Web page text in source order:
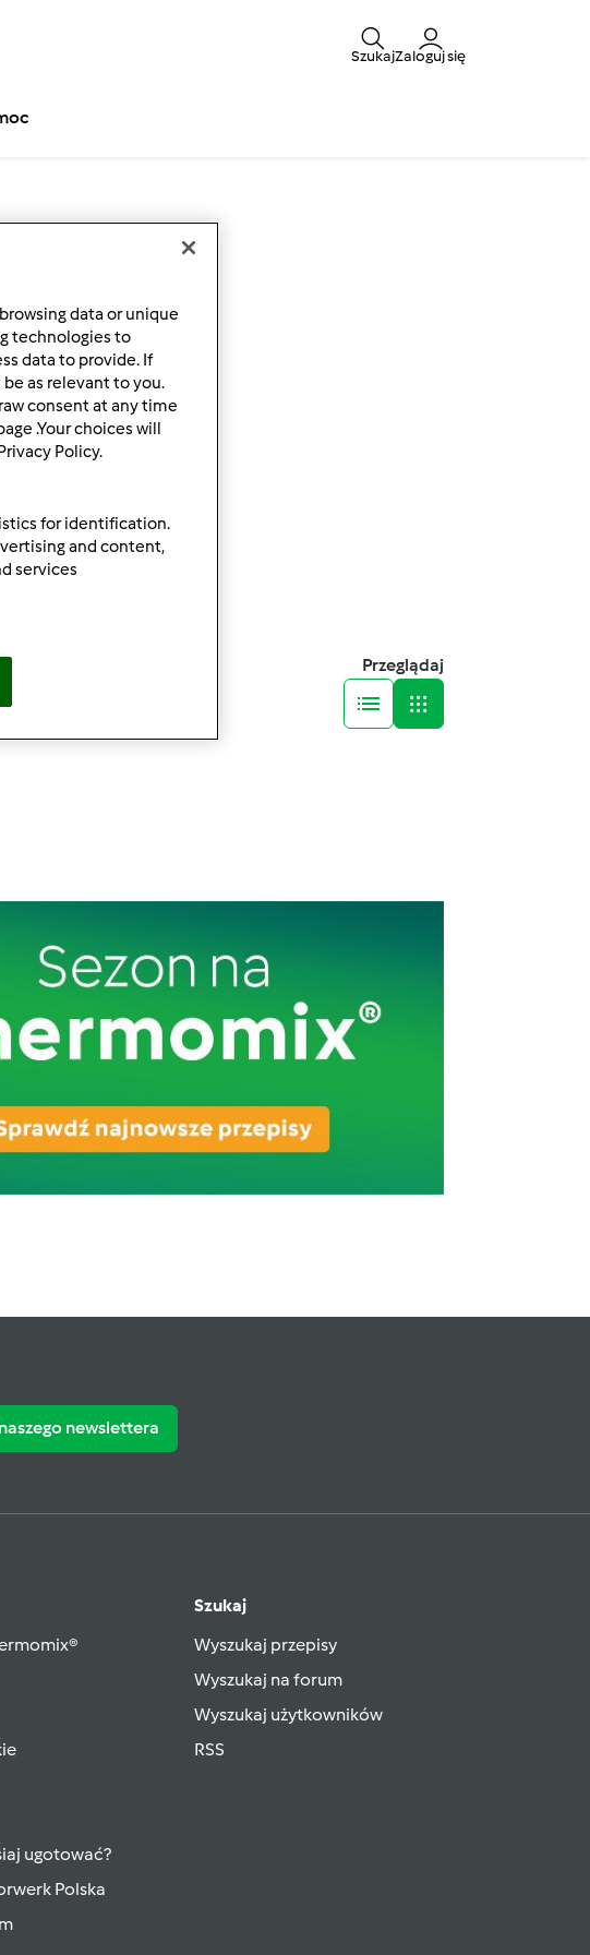
SzukajZaloguj się
®.
Przeglądaj
newslettera
ugotować?
Polska
Szukaj
Wyszukaj przepisy
Wyszukaj na forum
Wyszukaj użytkowników
RSS
data or unique
technologies to
data to provide. If
as relevant to you.
consent at any time
.Your choices will
Policy.
for identification.
and content,
services